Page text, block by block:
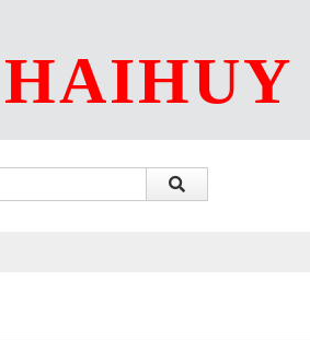
HAIHUY